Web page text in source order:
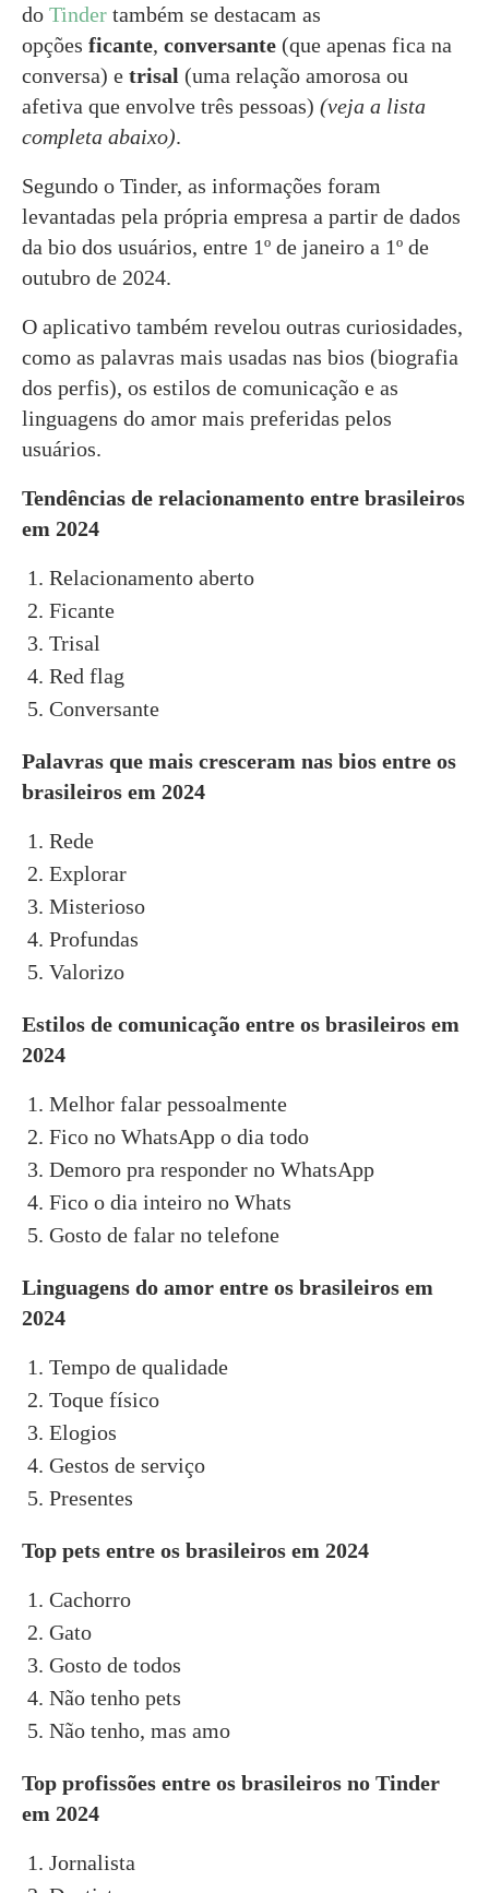
do Tinder também se destacam as
opções ficante, conversante (que apenas fica na
conversa) e trisal (uma relação amorosa ou
afetiva que envolve três pessoas) (veja a lista
completa abaixo).
Segundo o Tinder, as informações foram
levantadas pela própria empresa a partir de dados
da bio dos usuários, entre 1º de janeiro a 1º de
outubro de 2024.
O aplicativo também revelou outras curiosidades,
como as palavras mais usadas nas bios (biografia
dos perfis), os estilos de comunicação e as
linguagens do amor mais preferidas pelos
usuários.
Tendências de relacionamento entre brasileiros
em 2024
Relacionamento aberto
Ficante
Trisal
Red flag
Conversante
Palavras que mais cresceram nas bios entre os
brasileiros em 2024
Rede
Explorar
Misterioso
Profundas
Valorizo
Estilos de comunicação entre os brasileiros em
2024
Melhor falar pessoalmente
Fico no WhatsApp o dia todo
Demoro pra responder no WhatsApp
Fico o dia inteiro no Whats
Gosto de falar no telefone
Linguagens do amor entre os brasileiros em
2024
Tempo de qualidade
Toque físico
Elogios
Gestos de serviço
Presentes
Top pets entre os brasileiros em 2024
Cachorro
Gato
Gosto de todos
Não tenho pets
Não tenho, mas amo
Top profissões entre os brasileiros no Tinder
em 2024
Jornalista